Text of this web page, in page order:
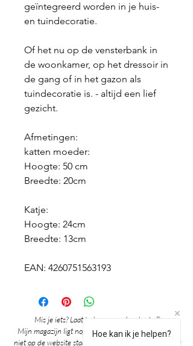
geïntegreerd worden in je huis-
en tuindecoratie.
Of het nu op de vensterbank in
de woonkamer, op het dressoir in
de gang of in het gazon als
tuindecoratie is. - altijd een lief
gezicht.
Afmetingen:
katten moeder:
Hoogte: 50 cm
Breedte: 20cm
Katje:
Hoogte: 24cm
Breedte: 13cm
EAN: 4260751563193
Mis je iets? Laat het me vooral weten! 🎉
Mijn magazijn ligt nog vol mooie producten die nog
niet op de website staan. Grote kans dat ik het al voor
Hoe kan ik je helpen?